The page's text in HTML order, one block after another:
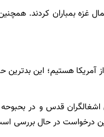
بمباران کردند. همچنین
اشغالگران قدس و در
در حال بررسی است